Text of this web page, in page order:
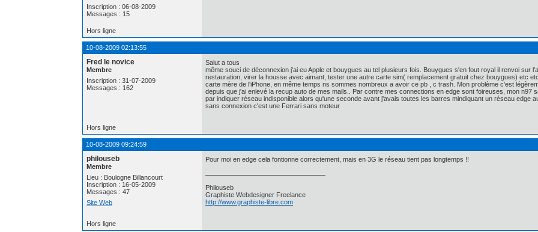
Inscription : 06-08-2009
Messages : 15
Hors ligne
10-08-2009 02:13:55
Fred le novice
Membre
Inscription : 31-07-2009
Messages : 162
Salut a tous
même souci de déconnexion j'ai eu Apple et bouygues au tel plusieurs fois. Bouygues s'en fout royal il renvoi sur
restauration, virer la housse avec aimant, tester une autre carte sim( remplacement gratuit chez bouygues) etc
carte mère de l'iPhone, en même temps ns sommes nombreux a avoir ce pb , c trash. Mon problème c'est
depuis que j'ai enlevé la recup auto de mes mails.. Par contre mes connections en edge sont foireuses, mon n97
par indiquer réseau indisponible alors qu'une seconde avant j'avais toutes les barres mindiquant un réseau edge
sans connexion c'est une Ferrari sans moteur
Hors ligne
10-08-2009 09:24:59
philouseb
Membre
Lieu : Boulogne Billancourt
Inscription : 16-05-2009
Messages : 47
Site Web
Pour moi en edge cela fontionne correctement, mais en 3G le réseau tient pas longtemps !!
Philouseb
Graphiste Webdesigner Freelance
http://www.graphiste-libre.com
Hors ligne